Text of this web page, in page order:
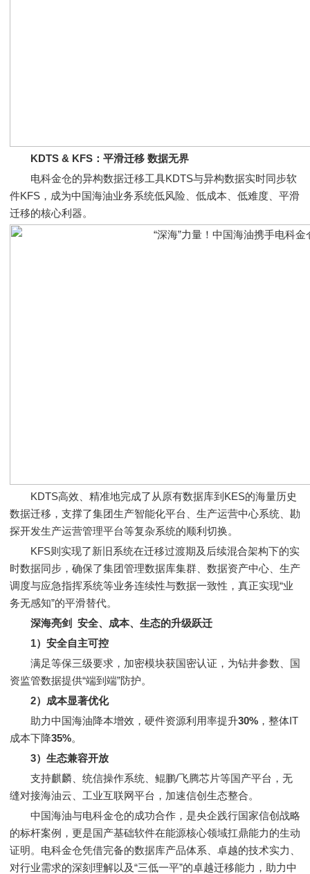
KDTS & KFS：平滑迁移 数据无界
电科金仓的异构数据迁移工具KDTS与异构数据实时同步软
件KFS，成为中国海油业务系统低风险、低成本、低难度、平滑
迁移的核心利器。
KDTS高效、精准地完成了从原有数据库到KES的海量历史
数据迁移，支撑了集团生产智能化平台、生产运营中心系统、勘
探开发生产运营管理平台等复杂系统的顺利切换。
KFS则实现了新旧系统在迁移过渡期及后续混合架构下的实
时数据同步，确保了集团管理数据库集群、数据资产中心、生产
调度与应急指挥系统等业务连续性与数据一致性，真正实现“业
务无感知”的平滑替代。
深海亮剑 安全、成本、生态的升级跃迁
1）安全自主可控
满足等保三级要求，加密模块获国密认证，为钻井参数、国
资监管数据提供“端到端”防护。
2）成本显著优化
助力中国海油降本增效，硬件资源利用率提升30% ，整体IT
成本下降35%。
3）生态兼容开放
支持麒麟、统信操作系统、鲲鹏/飞腾芯片等国产平台，无
缝对接海油云、工业互联网平台，加速信创生态整合。
中国海油与电科金仓的成功合作，是央企践行国家信创战略
的标杆案例，更是国产基础软件在能源核心领域扛鼎能力的生动
证明。电科金仓凭借完备的数据库产品体系、卓越的技术实力、
对行业需求的深刻理解以及“三低一平”的卓越迁移能力，助力中